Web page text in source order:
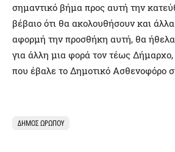
σημαντικό βήμα προς αυτή την
βέβαιο ότι θα ακολουθήσουν και
αφορμή την προσθήκη αυτή, θα
για άλλη μια φορά τον τέως
που έβαλε το Δημοτικό Ασθενοφόρο
ΔΉΜΟΣ ΩΡΩΠΟΎ